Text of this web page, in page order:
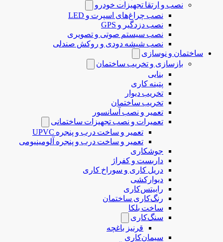
نصب و ارتقا تجهیزات خودرو
نصب چراغ‌های اسپرت و LED
نصب دزدگیر و GPS
نصب سیستم صوتی و تصویری
نصب شیشه دودی و روکش صندلی
ساختمان و نوسازی
بازسازی و تخریب ساختمان
بنایی
پتینه کاری
تخریب دیوار
تخریب ساختمان
تعمیر و نصب آسانسور
تعمیرات و نصب تجهیزات ساختمانی
تعمیر و ساخت درب و پنجره UPVC
تعمیر و ساخت درب و پنجره آلومینیومی
جوشکاری
داربست و کفراژ
دریل کاری و سوراخ کاری
دیوارکشی
رابیتس‌کاری
رنگ‌کاری ساختمان
ساخت بلکا
سنگ‌کاری
قرنیز باغچه
سیمان‌کاری